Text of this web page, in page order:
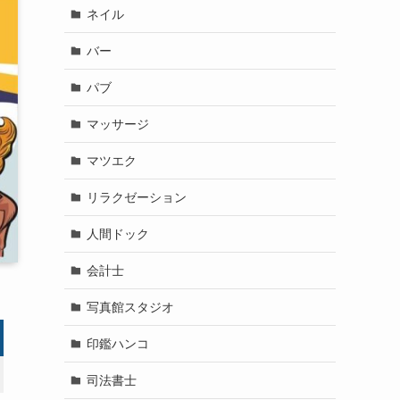
ネイル
バー
パブ
マッサージ
マツエク
リラクゼーション
人間ドック
会計士
写真館スタジオ
印鑑ハンコ
司法書士